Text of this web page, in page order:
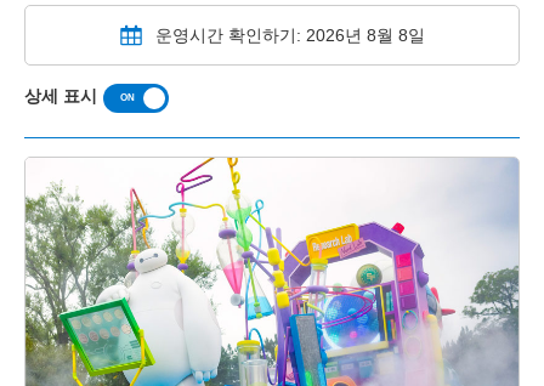
운영시간 확인하기: 2026년 8월 8일
상세 표시